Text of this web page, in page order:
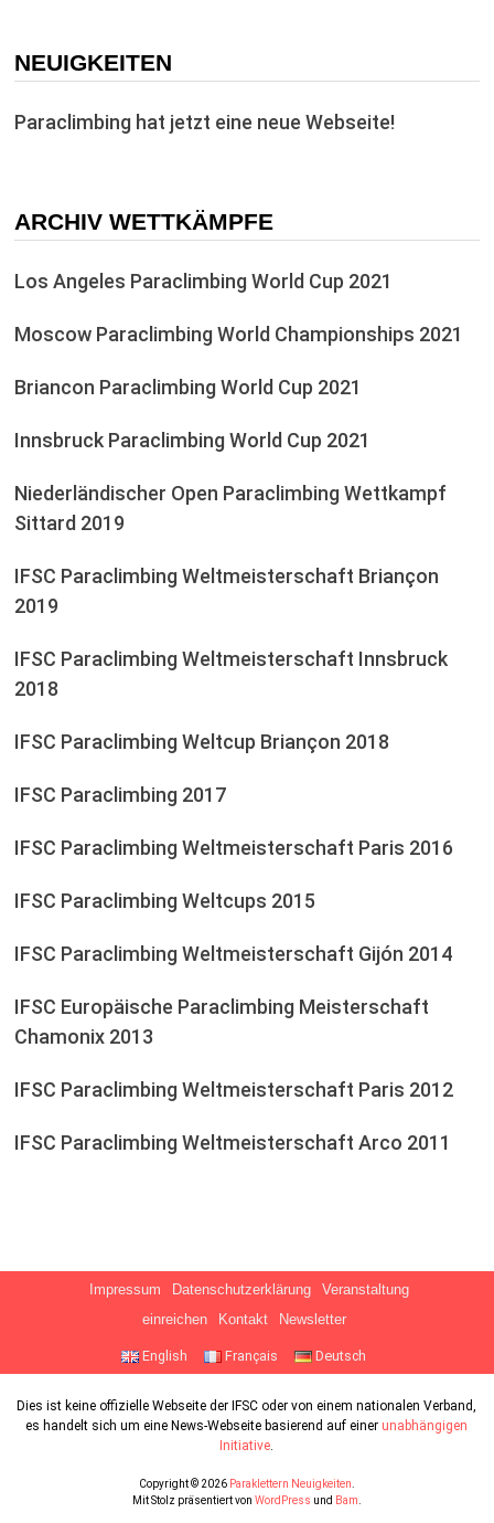
NEUIGKEITEN
Paraclimbing hat jetzt eine neue Webseite!
ARCHIV WETTKÄMPFE
Los Angeles Paraclimbing World Cup 2021
Moscow Paraclimbing World Championships 2021
Briancon Paraclimbing World Cup 2021
Innsbruck Paraclimbing World Cup 2021
Niederländischer Open Paraclimbing Wettkampf
Sittard 2019
IFSC Paraclimbing Weltmeisterschaft Briançon
2019
IFSC Paraclimbing Weltmeisterschaft Innsbruck
2018
IFSC Paraclimbing Weltcup Briançon 2018
IFSC Paraclimbing 2017
IFSC Paraclimbing Weltmeisterschaft Paris 2016
IFSC Paraclimbing Weltcups 2015
IFSC Paraclimbing Weltmeisterschaft Gijón 2014
IFSC Europäische Paraclimbing Meisterschaft
Chamonix 2013
IFSC Paraclimbing Weltmeisterschaft Paris 2012
IFSC Paraclimbing Weltmeisterschaft Arco 2011
Impressum Datenschutzerklärung
Veranstaltung
einreichen
Kontakt Newsletter
English Français Deutsch
Dies ist keine offizielle Webseite der IFSC oder von einem nationalen Verband,
es handelt sich um eine News-Webseite basierend auf einer unabhängigen
Initiative.
Copyright © 2026 Paraklettern Neuigkeiten
Mit Stolz präsentiert von WordPress und Bam